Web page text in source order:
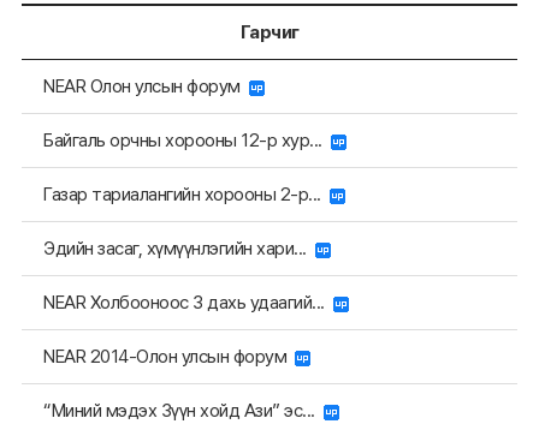
Гарчиг
NEAR Олон улсын форум
Байгаль орчны хорооны 12-р хур...
Газар тариалангийн хорооны 2-р...
Эдийн засаг, хүмүүнлэгийн хари...
NEAR Холбооноос 3 дахь удаагий...
NEAR 2014-Олон улсын форум
“Миний мэдэх Зүүн хойд Ази” эс...